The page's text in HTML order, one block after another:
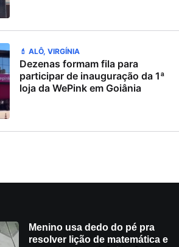
💄 ALÔ, VIRGÍNIA
Dezenas formam fila para
participar de inauguração da 1ª
loja da WePink em Goiânia
Menino usa dedo do pé pra
resolver lição de matemática e